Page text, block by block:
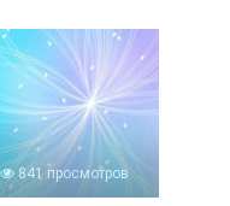
841 просмотров